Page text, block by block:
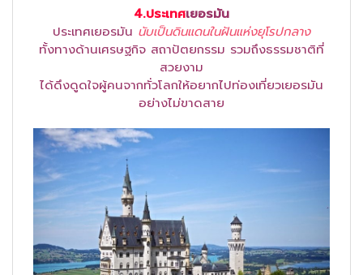
4.ประเทศเยอรมัน
ประเทศเยอรมัน นับเป็นดินแดนในฝันแห่งยุโรปกลาง
ทั้งทางด้านเศรษฐกิจ สถาปัตยกรรม รวมถึงธรรมชาติที่
สวยงาม
ได้ดึงดูดใจผู้คนจากทั่วโลกให้อยากไปท่องเที่ยวเยอรมัน
อย่างไม่ขาดสาย